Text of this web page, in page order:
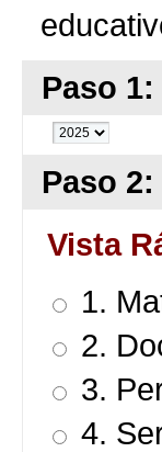
Paso
Paso
Vista
1.
2.
3.
4.